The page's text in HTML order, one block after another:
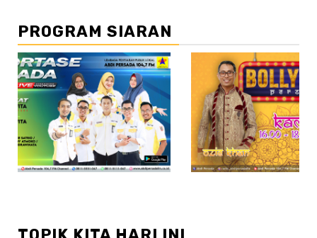
PROGRAM SIARAN
//2